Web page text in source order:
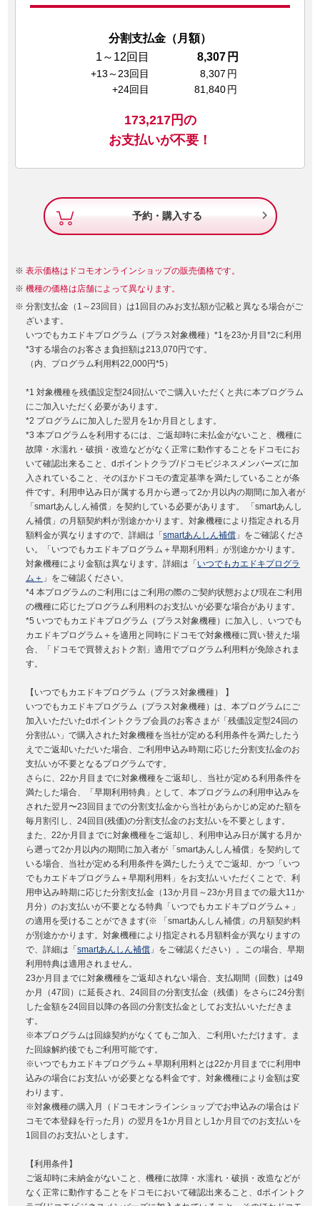
分割支払金（月額）
1～12回目
8,307 円
+13～23回目 8,307 円
+24回目
81,840 円
173,217円の
お支払いが不要！
予約・購入する 
表示価格はドコモオンラインショップの販売価格です。
機種の価格は店舗によって異なります。
分割支払金（1～23回目）は1回目のみお支払額が記載と異なる場合がご
ざいます。
いつでもカエドキプログラム（プラス対象機種）*1を23か月目*2に利用
*3する場合のお客さま負担額は213,070円です。
（内、プログラム利用料22,000円*5）
*1 対象機種を残価設定型24回払いでご購入いただくと共に本プログラム
にご加入いただく必要があります。
*2 プログラムに加入した翌月を1か月目とします。
*3 本プログラムを利用するには、ご返却時に未払金がないこと、機種に
故障・水濡れ・破損・改造などがなく正常に動作することをドコモにお
いて確認出来ること、dポイントクラブ/ドコモビジネスメンバーズに加
入されていること、そのほかドコモの査定基準を満たしていることが条
件です。利用申込み日が属する月から遡って2か月以内の期間に加入者が
「smartあんしん補償」を契約している必要があります。 「smartあんし
ん補償」の月額契約料が別途かかります。対象機種により指定される月
額料金が異なりますので、詳細は「smartあんしん補償 」をご確認くださ
い。「いつでもカエドキプログラム＋早期利用料」が別途かかります。
対象機種により金額は異なります。詳細は「いつでもカエドキプログラ
ム＋ 」をご確認ください。
*4 本プログラムのご利用にはご利用の際のご契約状態および現在ご利用
の機種に応じたプログラム利用料のお支払いが必要な場合があります。
*5 いつでもカエドキプログラム（プラス対象機種）に加入し、いつでも
カエドキプログラム＋を適用と同時にドコモで対象機種に買い替えた場
合、「ドコモで買替えおトク割」適用でプログラム利用料が免除されま
す。
【いつでもカエドキプログラム（プラス対象機種） 】
いつでもカエドキプログラム（プラス対象機種）は、本プログラムにご
加入いただいたdポイントクラブ会員のお客さまが「残価設定型24回の
分割払い」で購入された対象機種を当社が定める利用条件を満たしたう
えでご返却いただいた場合、ご利用申込み時期に応じた分割支払金のお
支払いが不要となるプログラムです。
さらに、22か月目までに対象機種をご返却し、当社が定める利用条件を
満たした場合、「早期利用特典」として、本プログラムの利用申込みを
された翌月〜23回目までの分割支払金から当社があらかじめ定めた額を
毎月割引し、24回目(残価)の分割支払金のお支払いを不要とします。
また、22か月目までに対象機種をご返却し、利用申込み日が属する月か
ら遡って2か月以内の期間に加入者が「smartあんしん補償」を契約して
いる場合、当社が定める利用条件を満たしたうえでご返却、かつ「いつ
でもカエドキプログラム＋早期利用料」をお支払いいただくことで、利
用申込み時期に応じた分割支払金（13か月目～23か月目までの最大11か
月分）のお支払いが不要となる特典「いつでもカエドキプログラム＋」
の適用を受けることができます(※ 「smartあんしん補償」の月額契約料
が別途かかります。対象機種により指定される月額料金が異なりますの
で、詳細は「smartあんしん補償 」をご確認ください）。この場合、早期
利用特典は適用されません。
23か月目までに対象機種をご返却されない場合、支払期間（回数）は49
か月（47回）に延長され、24回目の分割支払金（残価）をさらに24分割
した金額を24回目以降の各回の分割支払金としてお支払いいただきま
す。
※本プログラムは回線契約がなくてもご加入、ご利用いただけます。ま
た回線解約後でもご利用可能です。
※いつでもカエドキプログラム＋早期利用料とは22か月目までに利用申
込みの場合にお支払いが必要となる料金です。対象機種により金額は変
わります。
※対象機種の購入月（ドコモオンラインショップでお申込みの場合はド
コモで本登録を行った月）の翌月を1か月目とし1か月目でのお支払いを
1回目のお支払いとします。
【利用条件】
ご返却時に未納金がないこと、機種に故障・水濡れ・破損・改造などが
なく正常に動作することをドコモにおいて確認出来ること、dポイントク